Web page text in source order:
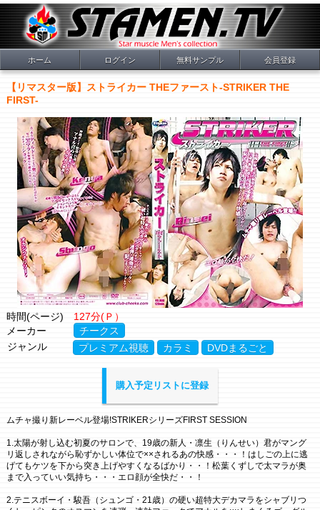
ホーム ログイン 無料サンプル 会員登録
【リマスター版】ストライカー THEファースト-STRIKER THE
FIRST-
時間(ページ)
127分(Ｐ）
メーカー
チークス
ジャンル
プレミアム視聴 カラミ DVDまるごと
購入予定リストに登録
ムチャ撮り新レーベル登場!STRIKERシリーズFIRST SESSION
1.太陽が射し込む初夏のサロンで、19歳の新人・凛生（りんせい）君がマング
リ返しされながら恥ずかしい体位で××されるあの快感・・・！はしごの上に逃
げてもケツを下から突き上げやすくなるばかり・・！松葉くずしで太マラが奥
まで入っていい気持ち・・・エロ顔が全快だ・・！
2.テニスボーイ・駿吾（シュンゴ・21歳）の硬い超特大デカマラをシャブリつ